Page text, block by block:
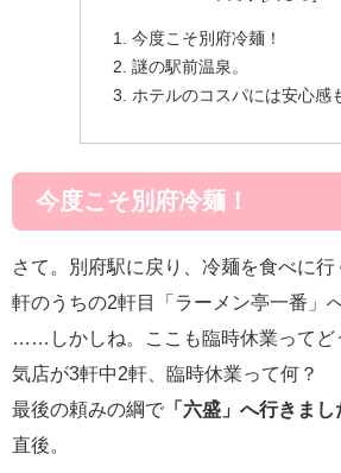
今度こそ別府冷麺！
謎の駅前温泉。
ホテルのコスパには安心感
今度こそ別府冷麺！
さて。別府駅に戻り、冷麺を食べに
軒のうちの2軒目「ラーメン亭一番」へ
……しかしね。ここも臨時休業ってど
気店が3軒中2軒、臨時休業って何？
最後の頼みの綱で 「六盛」へ行きまし
直後。